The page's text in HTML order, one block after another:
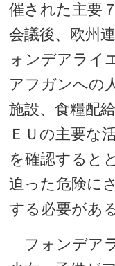
催された主要
会議後、欧州
ォンデアライ
アフガンへの
施設、食糧配
ＥＵの主要な
を確認すると
迫った危険に
する必要があ
フォンデア